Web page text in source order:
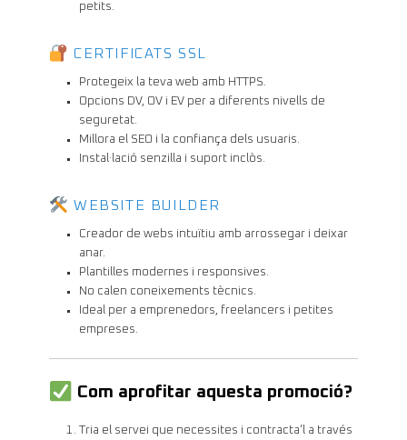
petits.
CERTIFICATS SSL
Protegeix la teva web amb HTTPS.
Opcions DV, OV i EV per a diferents nivells de
seguretat.
Millora el SEO i la confiança dels usuaris.
Instal·lació senzilla i suport inclòs.
WEBSITE BUILDER
Creador de webs intuïtiu amb arrossegar i deixar
anar.
Plantilles modernes i responsives.
No calen coneixements tècnics.
Ideal per a emprenedors, freelancers i petites
empreses.
Com aprofitar aquesta promoció?
Tria el servei que necessites i contracta’l a través